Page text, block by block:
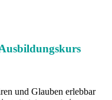
und Glauben erlebbar